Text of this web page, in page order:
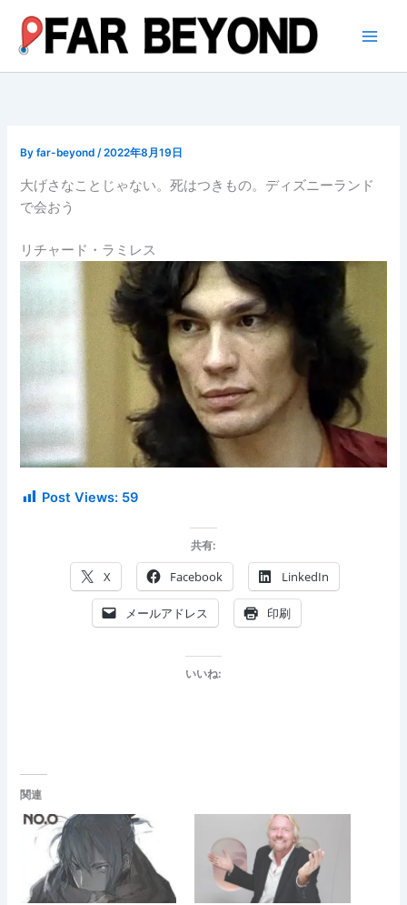
ス
Byfar-beyond/2022年8月19日
大げさなことじゃない。死はつきもの。ディズニーランド
で会おう
リチャード・ラミレス
Post Views: 59
共有:
X Facebook LinkedIn
メールアドレス 印刷
いいね:
関連